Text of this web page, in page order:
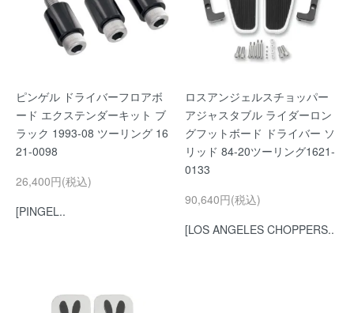
ピンゲル ドライバーフロアボ
ード エクステンダーキット ブ
ラック 1993-08 ツーリング 16
21-0098
26,400円(税込)
[PINGEL..
ロスアンジェルスチョッパー
アジャスタブル ライダーロン
グフットボード ドライバー ソ
リッド 84-20ツーリング1621-
0133
90,640円(税込)
[LOS ANGELES CHOPPERS..